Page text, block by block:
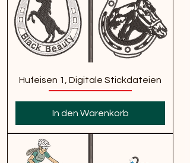
Hufeisen 1, Digitale Stickdateien
In den Warenkorb